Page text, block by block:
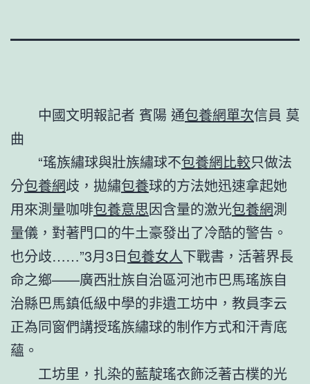
中國文明報記者 賓陽 通包養網單次信員 莫
曲
“瑤族繡球與壯族繡球不包養網比較只做法
分包養網歧，拋繡包養球的方法她迅速拿起她
用來測量咖啡包養意思因含量的激光包養網測
量儀，對著門口的牛土豪發出了冷酷的警告。
也分歧……”3月3日包養女人下戰書，活著界長
命之鄉——廣西壯族自治區河池市巴馬瑤族自
治縣巴馬鎮低級中學的非遺工坊中，教員李云
正為同窗們講授瑤族繡球的制作方式和汗青底
蘊。
工坊里，扎染的藍靛瑤衣飾泛著古樸的光